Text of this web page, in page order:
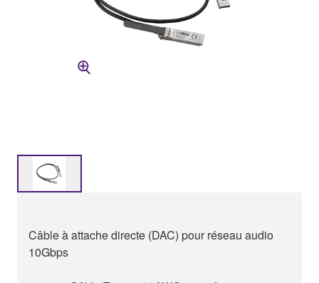
Câble à attache directe (DAC) pour réseau audio
10Gbps